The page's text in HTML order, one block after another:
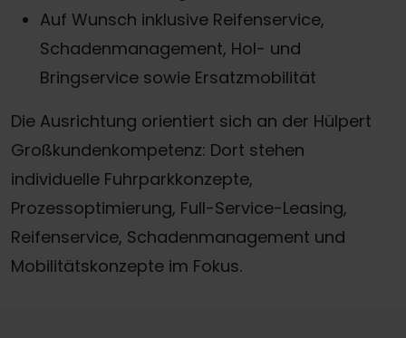
Auf Wunsch inklusive Reifenservice,
Schadenmanagement, Hol- und
Bringservice sowie Ersatzmobilität
Die Ausrichtung orientiert sich an der Hülpert
Großkundenkompetenz: Dort stehen
individuelle Fuhrparkkonzepte,
Prozessoptimierung, Full-Service-Leasing,
Reifenservice, Schadenmanagement und
Mobilitätskonzepte im Fokus.